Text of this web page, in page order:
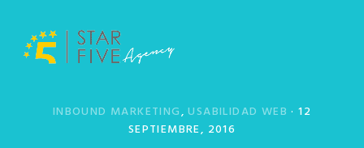
navegación
contenido
INBOUND MARKETING,USABILIDAD WEB · 12
SEPTIEMBRE, 2016